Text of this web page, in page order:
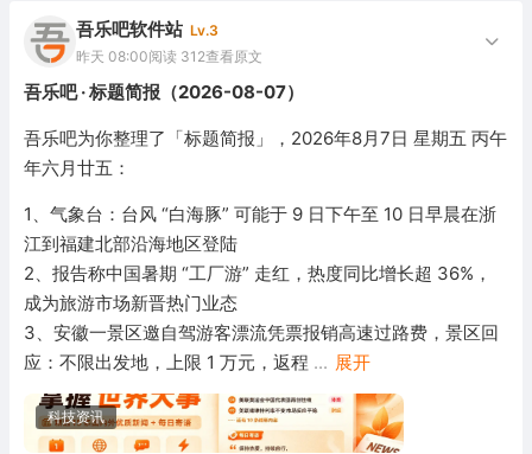
吾乐吧软件站 Lv.3
昨天 08:00阅读 312查看原文
吾乐吧 · 标题简报（2026-08-07）
吾乐吧为你整理了「标题简报」，2026年8月7日 星期五 丙午
年六月廿五：
1、气象台：台风 “白海豚” 可能于 9 日下午至 10 日早晨在浙
江到福建北部沿海地区登陆
2、报告称中国暑期 “工厂游” 走红，热度同比增长超 36%，
成为旅游市场新晋热门业态
3、安徽一景区邀自驾游客漂流凭票报销高速过路费，景区回
应：不限出发地，上限 1 万元，返程 ... 展开
科技资讯